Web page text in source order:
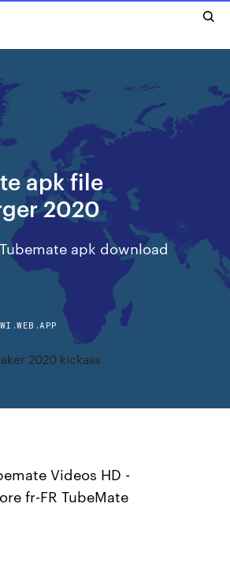
apk file
2020
apk download
2020 kickass
Videos HD -
fr-FR TubeMate